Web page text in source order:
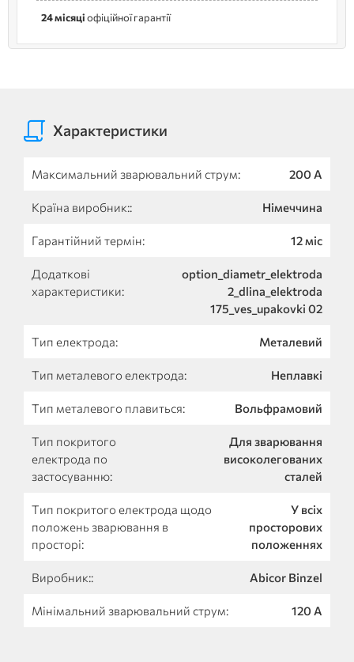
24 місяціофіційної гарантії
Характеристики
Максимальний зварювальний струм: 200 A
Країна виробник:: Німеччина
Гарантійний термін: 12 міс
Додаткові
характеристики:
option_diametr_elektroda
2_dlina_elektroda
175_ves_upakovki 02
Тип електрода: Металевий
Тип металевого електрода: Неплавкі
Тип металевого плавиться: Вольфрамовий
Тип покритого
електрода по
застосуванню:
Для зварювання
високолегованих
сталей
Тип покритого електрода щодо
положень зварювання в
просторі:
У всіх
просторових
положеннях
Виробник:: Abicor Binzel
Мінімальний зварювальний струм: 120 A